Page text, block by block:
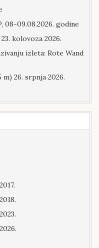
08-09.08.2026. godine
kolovoza 2026.
izleta: Rote Wand
m) 26. srpnja 2026.